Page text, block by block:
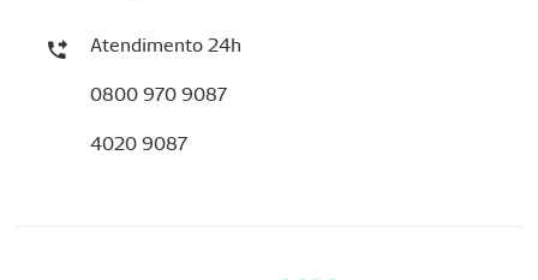
Atendimento 24h
0800 970 9087
4020 9087